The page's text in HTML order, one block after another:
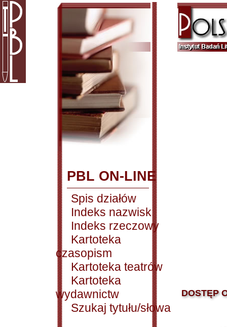
PBL ON-LINE
Spis działów
Indeks nazwisk
Indeks rzeczowy
Kartoteka
czasopism
Kartoteka teatrów
Kartoteka
wydawnictw
Szukaj tytułu/słowa
DOSTĘP